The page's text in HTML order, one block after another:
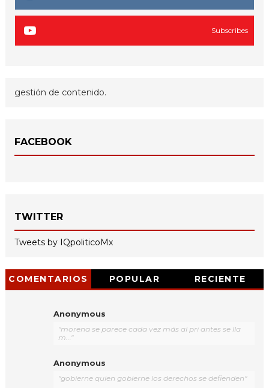
Subscribes
gestión de contenido.
FACEBOOK
TWITTER
Tweets by IQpoliticoMx
COMENTARIOS POPULAR RECIENTE
Anonymous
"morena se parece cada vez más al pri antes se lla
m..."
Anonymous
"gobierne quien gobierne los derechos se defienden"